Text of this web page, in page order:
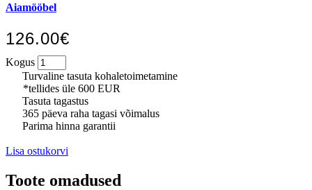
Aiamööbel
126.00€
Kogus
Turvaline tasuta kohaletoimetamine
*tellides üle 600 EUR
Tasuta tagastus
365 päeva raha tagasi võimalus
Parima hinna garantii
Lisa ostukorvi
Toote omadused